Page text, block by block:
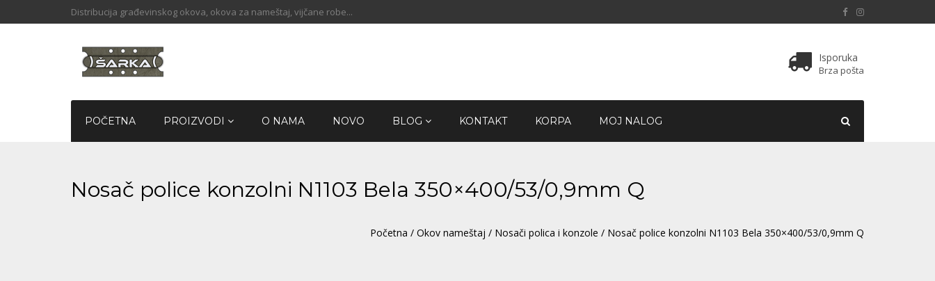
Distribucija građevinskog okova, okova za nameštaj, vijčane robe...
Isporuka
Brza pošta
POČETNA PROIZVODI O NAMA NOVO BLOG KONTAKT KORPA MOJ NALOG
Nosač police konzolni N1103 Bela 350×400/53/0,9mm Q
Početna / Okov nameštaj / Nosači polica i konzole / Nosač police konzolni N1103 Bela 350×400/53/0,9mm Q